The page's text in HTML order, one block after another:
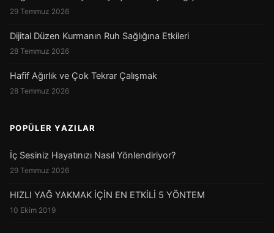
29 Temmuz 2026
Dijital Düzen Kurmanın Ruh Sağlığına Etkileri
28 Temmuz 2026
Hafif Ağırlık ve Çok Tekrar Çalışmak
28 Temmuz 2026
POPÜLER YAZILAR
İç Sesiniz Hayatınızı Nasıl Yönlendiriyor?
29 Temmuz 2026
HIZLI YAĞ YAKMAK İÇİN EN ETKİLİ 5 YÖNTEM
10 Ekim 2019